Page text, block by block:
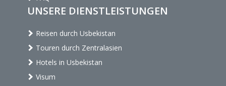
UNSERE DIENSTLEISTUNGEN
Reisen durch Usbekistan
Touren durch Zentralasien
Hotels in Usbekistan
Visum